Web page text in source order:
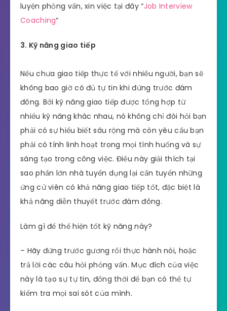
luyện phỏng vấn, xin việc tại đây “Job Interview
Coaching“
3. Kỹ năng giao tiếp
Nếu chưa giao tiếp thực tế với nhiều người, bạn sẽ
không bao giờ có đủ tự tin khi đứng trước đám
đông. Bởi kỹ năng giao tiếp được tổng hợp từ
nhiều kỹ năng khác nhau, nó không chỉ đòi hỏi bạn
phải có sự hiểu biết sâu rộng mà còn yêu cầu bạn
phải có tính linh hoạt trong mọi tình huống và sự
sáng tạo trong công việc. Điều này giải thích tại
sao phần lớn nhà tuyển dụng lại cần tuyển những
ứng cử viên có khả năng giao tiếp tốt, đặc biệt là
khả năng diễn thuyết trước đám đông.
Làm gì để thể hiện tốt kỹ năng này?
– Hãy đứng trước gương rồi thực hành nói, hoặc
trả lời các câu hỏi phỏng vấn. Mục đích của việc
này là tạo sự tự tin, đồng thời để bạn có thể tự
kiểm tra mọi sai sót của mình.